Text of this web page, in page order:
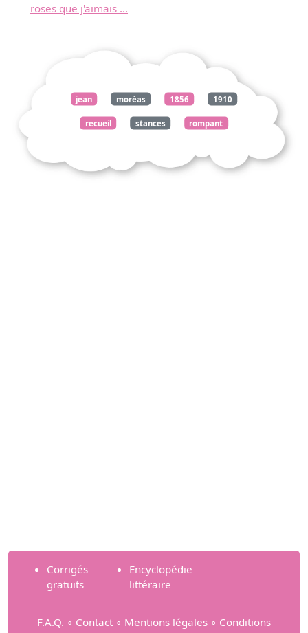
roses que j'aimais ...
jean moréas 1856 1910
recueil stances rompant
Corrigés
gratuits
Encyclopédie
littéraire
F.A.Q. ∘ Contact ∘ Mentions légales ∘ Conditions